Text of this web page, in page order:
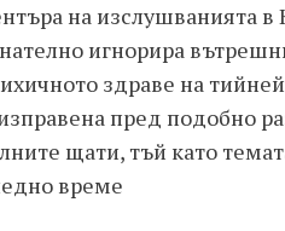
на изслушванията
игнорира
здраве на
пред подобно
щати, тъй като
време